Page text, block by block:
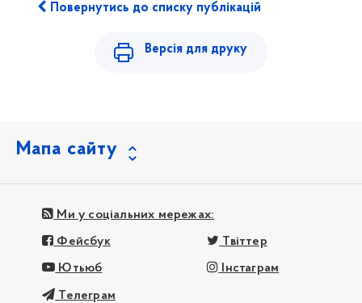
Повернутись до списку публікацій
Версія для друку
Мапа сайту
Ми у соціальних мережах:
Фейсбук Твіттер
Ютьюб Інстаграм
Телеграм